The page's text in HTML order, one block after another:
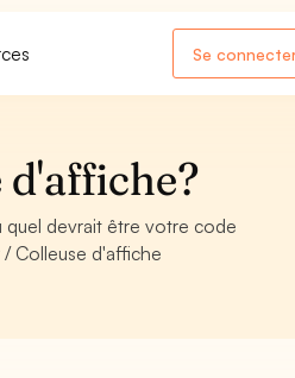
Se
d'affiche?
quel devrait être votre code
Colleuse d'affiche